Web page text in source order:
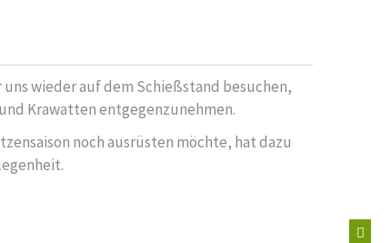
uns wieder auf dem Schießstand besuchen,
Krawatten entgegenzunehmen.
noch ausrüsten möchte, hat dazu